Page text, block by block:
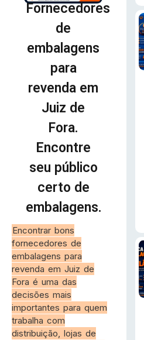
Fornecedores
de
embalagens
para
revenda em
Juiz de
Fora.
Encontre
seu público
certo de
embalagens.
Encontrar bons
fornecedores de
embalagens para
revenda em Juiz de
Fora é uma das
decisões mais
importantes para quem
trabalha com
distribuição, lojas de